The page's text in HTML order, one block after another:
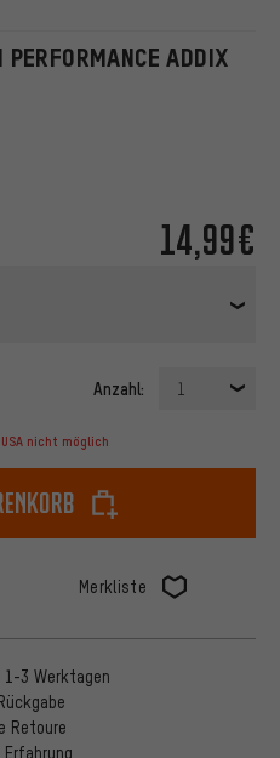
ADDIX
14,99€
Anzahl: 1
nicht möglich
Merkliste
1-3 Werktagen
Retoure